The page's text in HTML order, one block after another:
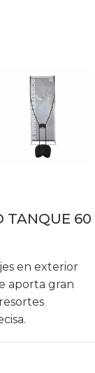
TANQUE 60
en exterior
aporta gran